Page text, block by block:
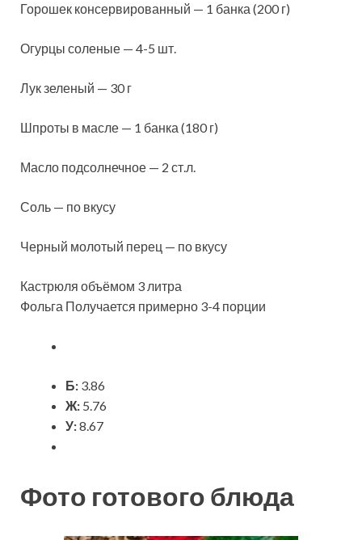
Горошек консервированный — 1 банка (200 г)
Огурцы соленые — 4-5 шт.
Лук зеленый — 30 г
Шпроты в масле — 1 банка (180 г)
Масло подсолнечное — 2 ст.л.
Соль — по вкусу
Черный молотый перец — по вкусу
Кастрюля объёмом 3 литра
Фольга Получается примерно 3-4 порции
Б: 3.86
Ж: 5.76
У:8.67
Фото готового блюда